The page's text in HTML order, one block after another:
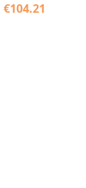
€104.21